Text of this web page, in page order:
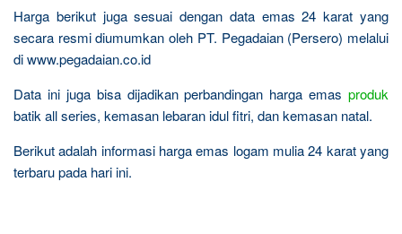
Harga berikut juga sesuai dengan data emas 24 karat yang
secara resmi diumumkan oleh PT. Pegadaian (Persero) melalui
di www.pegadaian.co.id
Data ini juga bisa dijadikan perbandingan harga emas produk
batik all series, kemasan lebaran idul fitri, dan kemasan natal.
Berikut adalah informasi harga emas logam mulia 24 karat yang
terbaru pada hari ini.